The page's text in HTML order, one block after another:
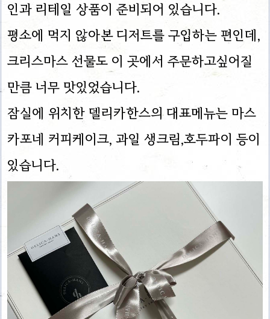
인과 리테일 상품이 준비되어 있습니다.
평소에 먹지 않아본 디저트를 구입하는 편인데,
크리스마스 선물도 이 곳에서 주문하고싶어질
만큼 너무 맛있었습니다.
잠실에 위치한 델리카한스의 대표메뉴는 마스
카포네 커피케이크, 과일 생크림,호두파이 등이
있습니다.